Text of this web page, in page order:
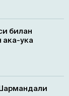
билан
ака-ука